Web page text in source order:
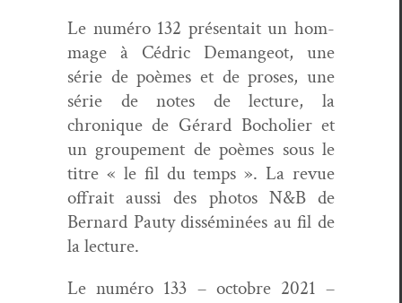
Le numéro 132 présen­tait un hom­
mage à Cédric Deman­geot, une
série de poèmes et de pros­es, une
série de notes de lec­ture, la
chronique de Gérard Bocholi­er et
un groupe­ment de poèmes sous le
titre « le fil du temps ». La revue
offrait aus­si des pho­tos N&B de
Bernard Pau­ty dis­séminées au fil de
la lecture.
Le numéro 133 – octo­bre 2021 –